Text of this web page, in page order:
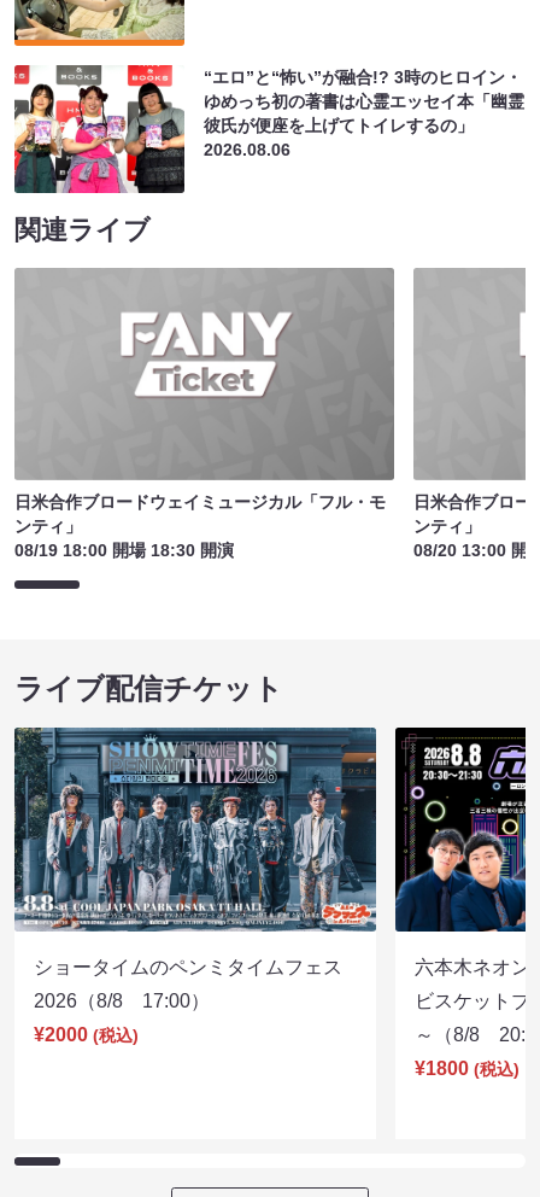
“エロ”と“怖い”が融合!? 3時のヒロイン・
ゆめっち初の著書は心霊エッセイ本「幽霊
彼氏が便座を上げてトイレするの」
2026.08.06
関連ライブ
日米合作ブロードウェイミュージカル「フル・モ
ンティ」
08/19 18:00 開場 18:30 開演
日米合作ブロー
ンティ」
08/20 13:00 開
ライブ配信チケット
ショータイムのペンミタイムフェス
2026（8/8 17:00）
¥2000 (税込)
六本木ネオン
ビスケットブ
～（8/8
¥1800 (税込)